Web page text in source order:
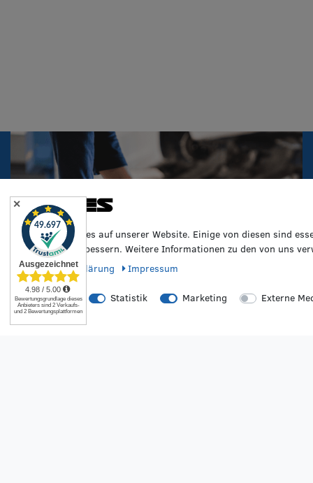
Cookies
Wir nutzen Cookies auf unserer Website. Einige von diesen sind
Erfahrung zu verbessern. Weitere Informationen zu den von uns
Daten­schutz­erklärung
Impressum
Essenziell Statistik Marketing Externe
✕